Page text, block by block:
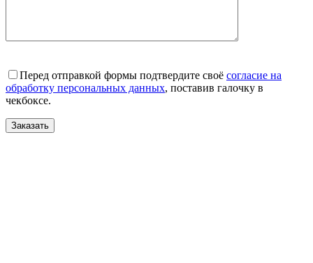
Перед отправкой формы подтвердите своё согласие на
обработку персональных данных, поставив галочку в
чекбоксе.